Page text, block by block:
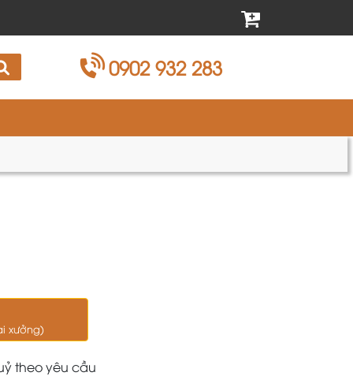
0902 932 283
xưởng)
theo yêu cầu